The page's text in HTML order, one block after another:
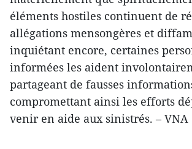
éléments hostiles continuent de
allégations mensongères et
inquiétant encore, certaines
informées les aident
partageant de fausses
compromettant ainsi les efforts
venir en aide aux sinistrés. – VNA